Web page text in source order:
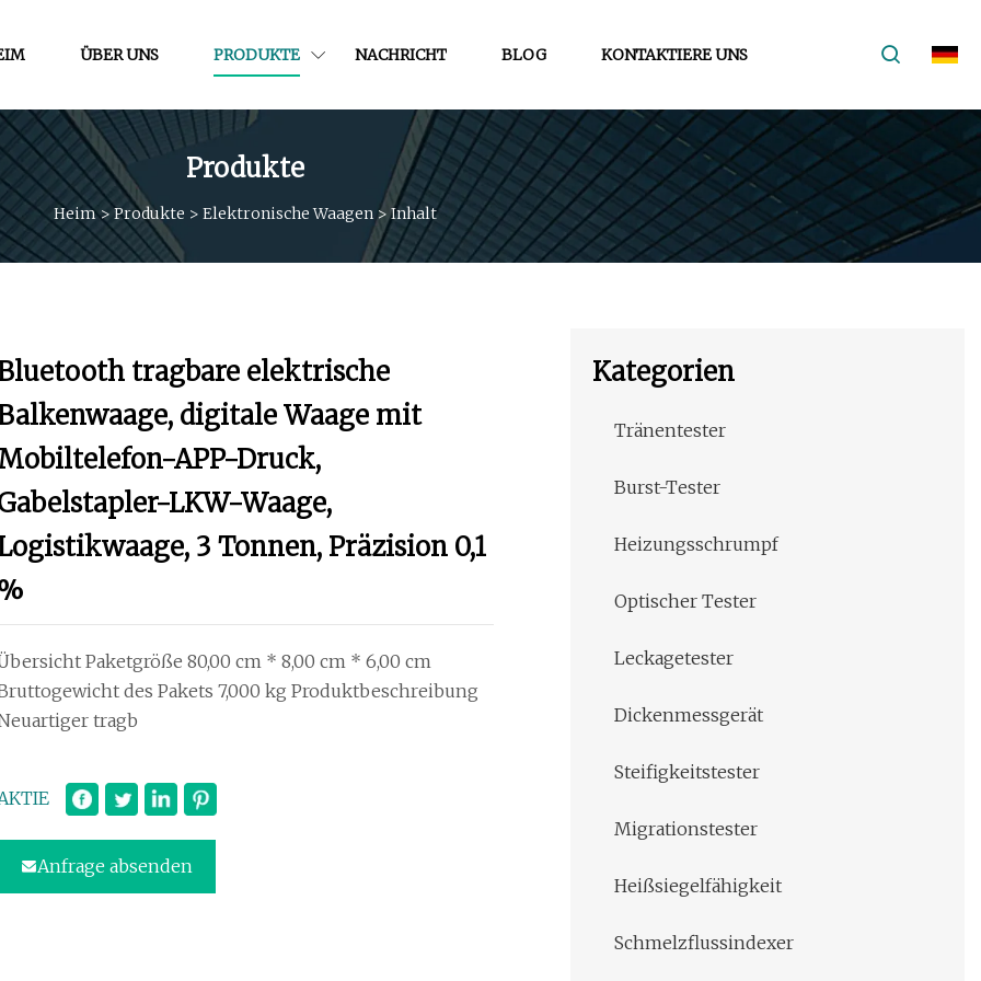
ÜBER UNS PRODUKTE NACHRICHT BLOG KONTAKTIERE UNS
Produkte
Heim>Produkte > Elektronische Waagen >Inhalt
tragbare elektrische
digitale Waage mit
APP-Druck,
LKW-Waage,
3 Tonnen, Präzision 0,1
Paketgröße 80,00 cm * 8,00 cm * 6,00 cm
des Pakets 7,000 kg Produktbeschreibung
tragb
Anfrage absenden
Kategorien
Tränentester
Burst-Tester
Heizungsschrumpf
Optischer Tester
Leckagetester
Dickenmessgerät
Steifigkeitstester
Migrationstester
Heißsiegelfähigkeit
Schmelzflussindexer